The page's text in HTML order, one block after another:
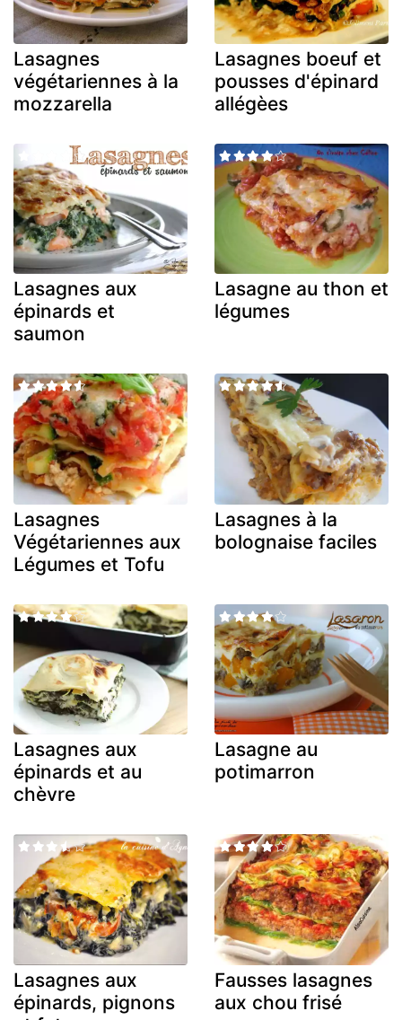
Lasagnes
végétariennes à la
mozzarella
Lasagnes boeuf et
pousses d'épinard
allégèes
Lasagnes aux
épinards et
saumon
Lasagne au thon et
légumes
Lasagnes
Végétariennes aux
Légumes et Tofu
Lasagnes à la
bolognaise faciles
Lasagnes aux
épinards et au
chèvre
Lasagne au
potimarron
Lasagnes aux
épinards, pignons
Fausses lasagnes
aux chou frisé